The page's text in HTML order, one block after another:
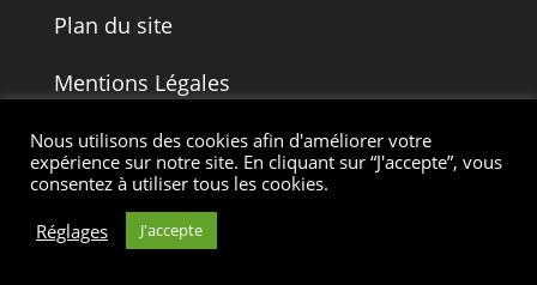
Plan du site
Mentions Légales
Politique de Confidentialité
© 2025 – Tarot Evolution – Tous droits
Nous utilisons des cookies afin d'améliorer votre
expérience sur notre site. En cliquant sur “J'accepte”, vous
consentez à utiliser tous les cookies.
Réglages
J'accepte